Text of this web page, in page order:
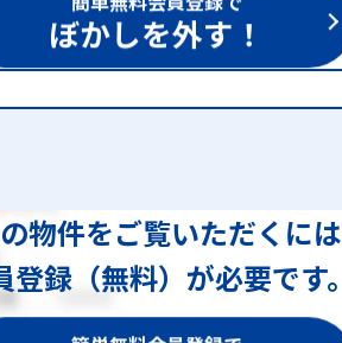
ぼかしを外す！
物件をご覧いただくには
登録（無料）が必要です。